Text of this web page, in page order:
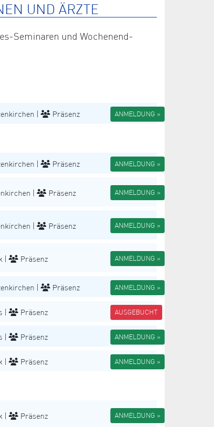
UND ÄRZTE
Seminaren und Wochenend-
| Präsenz ANMELDUNG »
| Präsenz ANMELDUNG »
| Präsenz ANMELDUNG »
| Präsenz ANMELDUNG »
| Präsenz ANMELDUNG »
| Präsenz ANMELDUNG »
| Präsenz AUSGEBUCHT
| Präsenz ANMELDUNG »
| Präsenz ANMELDUNG »
| Präsenz ANMELDUNG »